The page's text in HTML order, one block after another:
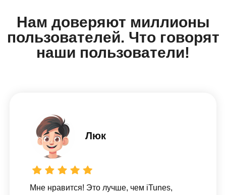
Нам доверяют миллионы
пользователей. Что говорят
наши пользователи!
Люк
Мне нравится! Это лучше, чем iTunes,